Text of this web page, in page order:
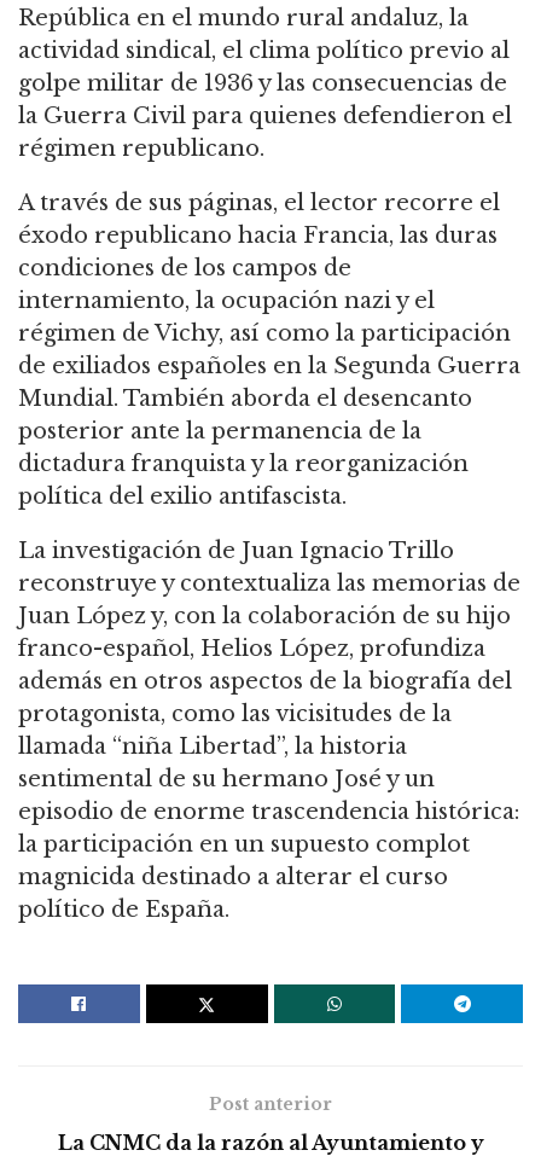
República en el mundo rural andaluz, la
actividad sindical, el clima político previo al
golpe militar de 1936 y las consecuencias de
la Guerra Civil para quienes defendieron el
régimen republicano.
A través de sus páginas, el lector recorre el
éxodo republicano hacia Francia, las duras
condiciones de los campos de
internamiento, la ocupación nazi y el
régimen de Vichy, así como la participación
de exiliados españoles en la Segunda Guerra
Mundial. También aborda el desencanto
posterior ante la permanencia de la
dictadura franquista y la reorganización
política del exilio antifascista.
La investigación de Juan Ignacio Trillo
reconstruye y contextualiza las memorias de
Juan López y, con la colaboración de su hijo
franco-español, Helios López, profundiza
además en otros aspectos de la biografía del
protagonista, como las vicisitudes de la
llamada “niña Libertad”, la historia
sentimental de su hermano José y un
episodio de enorme trascendencia histórica:
la participación en un supuesto complot
magnicida destinado a alterar el curso
político de España.
Post anterior
La CNMC da la razón al Ayuntamiento y